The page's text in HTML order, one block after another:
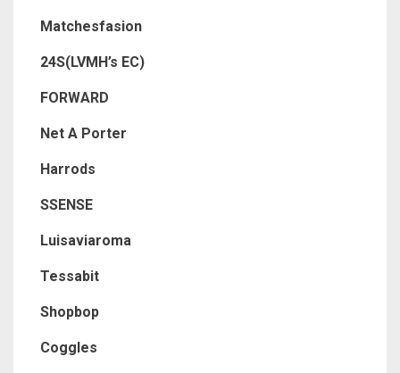
Matchesfasion
24S(LVMH’s EC)
FORWARD
Net A Porter
Harrods
SSENSE
Luisaviaroma
Tessabit
Shopbop
Coggles